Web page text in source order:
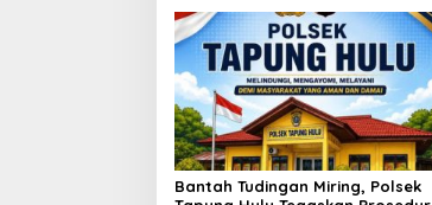
Bantah Tudingan Miring, Polsek